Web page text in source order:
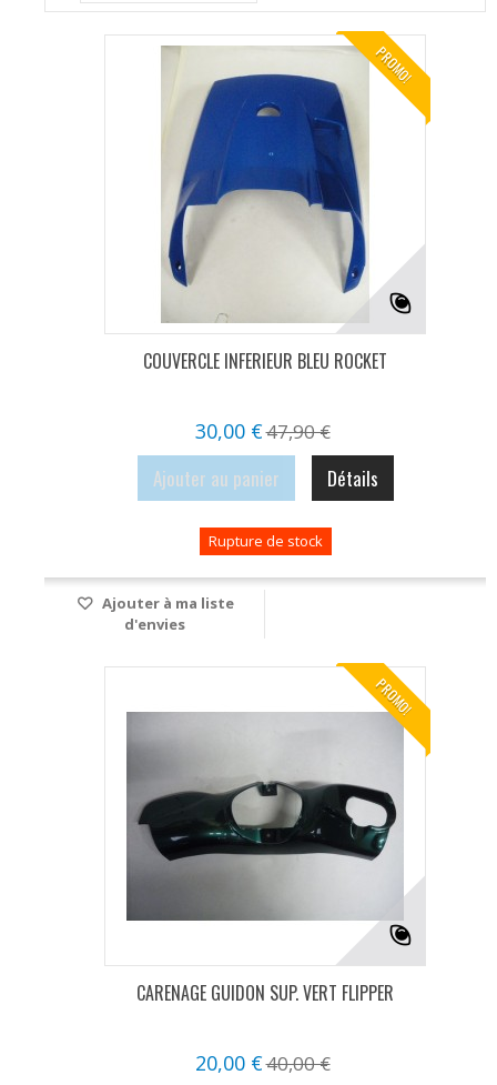
PROMO!
COUVERCLE INFERIEUR BLEU ROCKET
30,00 €47,90 €
Ajouter au panier Détails
Rupture de stock
Ajouter à ma liste
d'envies
PROMO!
CARENAGE GUIDON SUP. VERT FLIPPER
20,00 €40,00 €